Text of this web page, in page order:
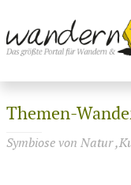
Themen-
Symbiose von Natur